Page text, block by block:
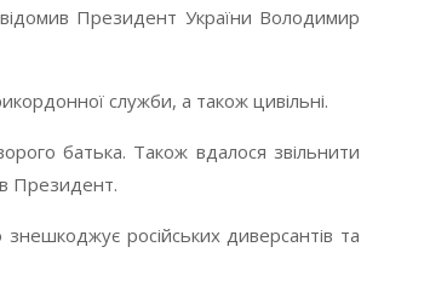
Президент України Володимир
служби, а також цивільні.
батька. Також вдалося звільнити
Президент.
російських диверсантів та